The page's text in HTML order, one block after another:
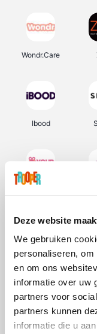
Deze website
We gebruiken
personaliseren,
en om ons
informatie over uw
partners voor
partners kunnen
informatie die u
Wondr.Care
Ibood
Weekendesk